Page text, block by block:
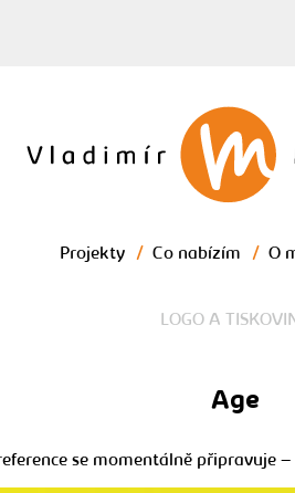
Morčinko -
Projekty / Co nabízím / O
LOGO A
Age
se momentálně připravuje